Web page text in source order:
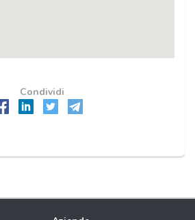
Condividi